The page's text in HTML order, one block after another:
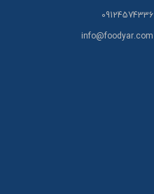
09124574336
info@foodyar.com